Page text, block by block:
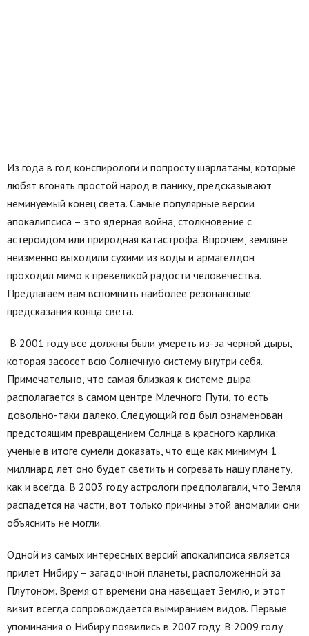
Из года в год конспирологи и попросту шарлатаны, которые
любят вгонять простой народ в панику, предсказывают
неминуемый конец света. Самые популярные версии
апокалипсиса – это ядерная война, столкновение с
астероидом или природная катастрофа. Впрочем, земляне
неизменно выходили сухими из воды и армагеддон
проходил мимо к превеликой радости человечества.
Предлагаем вам вспомнить наиболее резонансные
предсказания конца света.
В 2001 году все должны были умереть из-за черной дыры,
которая засосет всю Солнечную систему внутри себя.
Примечательно, что самая близкая к системе дыра
располагается в самом центре Млечного Пути, то есть
довольно-таки далеко. Следующий год был ознаменован
предстоящим превращением Солнца в красного карлика:
ученые в итоге сумели доказать, что еще как минимум 1
миллиард лет оно будет светить и согревать нашу планету,
как и всегда. В 2003 году астрологи предполагали, что Земля
распадется на части, вот только причины этой аномалии они
объяснить не могли.
Одной из самых интересных версий апокалипсиса является
прилет Нибиру – загадочной планеты, расположенной за
Плутоном. Время от времени она навещает Землю, и этот
визит всегда сопровождается вымиранием видов. Первые
упоминания о Нибиру появились в 2007 году. В 2009 году